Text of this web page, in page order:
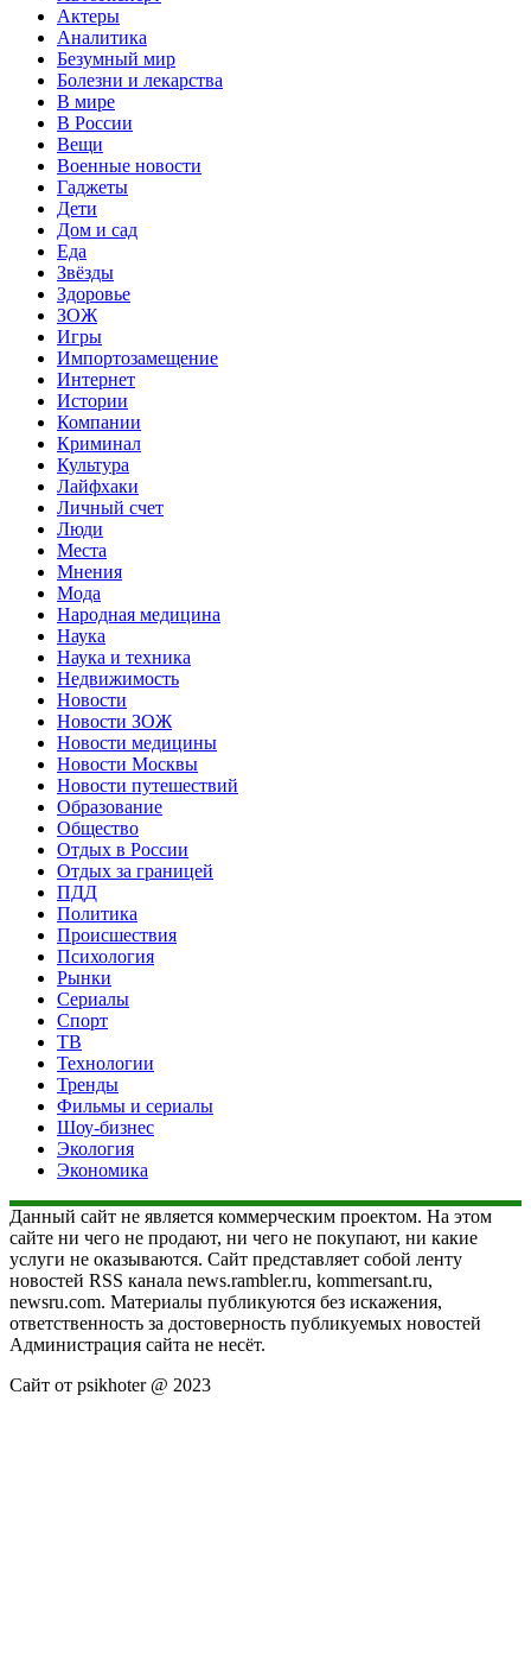
Актеры
Аналитика
Безумный мир
Болезни и лекарства
В мире
В России
Вещи
Военные новости
Гаджеты
Дети
Дом и сад
Еда
Звёзды
Здоровье
ЗОЖ
Игры
Импортозамещение
Интернет
Истории
Компании
Криминал
Культура
Лайфхаки
Личный счет
Люди
Места
Мнения
Мода
Народная медицина
Наука
Наука и техника
Недвижимость
Новости
Новости ЗОЖ
Новости медицины
Новости Москвы
Новости путешествий
Образование
Общество
Отдых в России
Отдых за границей
ПДД
Политика
Происшествия
Психология
Рынки
Сериалы
Спорт
ТВ
Технологии
Тренды
Фильмы и сериалы
Шоу-бизнес
Экология
Экономика
Данный сайт не является коммерческим проектом. На этом
сайте ни чего не продают, ни чего не покупают, ни какие
услуги не оказываются. Сайт представляет собой ленту
новостей RSS канала news.rambler.ru, kommersant.ru,
newsru.com. Материалы публикуются без искажения,
ответственность за достоверность публикуемых новостей
Администрация сайта не несёт.
Сайт от psikhoter @ 2023